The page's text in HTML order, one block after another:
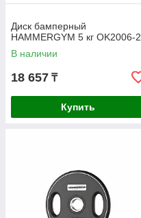
Диск бамперный
HAMMERGYM 5 кг OK2006-2
В наличии
18 657 ₸
Купить